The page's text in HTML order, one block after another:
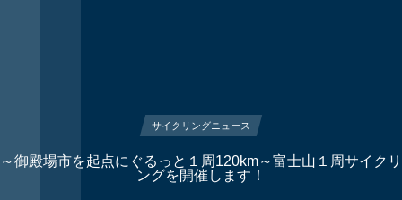
サイクリングニュース
～御殿場市を起点にぐるっと１周120km～富士山１周サイクリ
ングを開催します！